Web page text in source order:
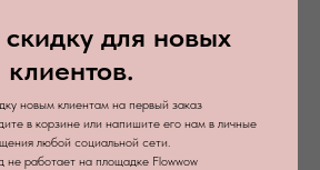
для новых
клиентов.
новым клиентам на первый заказ
в корзине или напишите его нам в личные
любой социальной сети.
не работает на площадке Flowwow
персональных данных